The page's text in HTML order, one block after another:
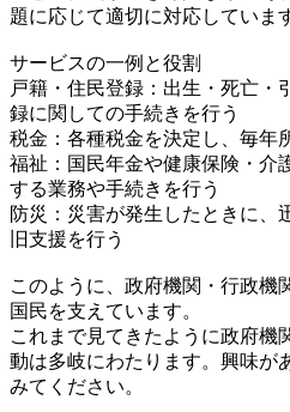
題に応じて適切に対応していま
サービスの一例と役割
戸籍・住民登録：出生・死亡・
録に関しての手続きを行う
税金：各種税金を決定し、毎年
福祉：国民年金や健康保険・介
する業務や手続きを行う
防災：災害が発生したときに、
旧支援を行う
このように、政府機関・行政機
国民を支えています。
これまで見てきたように政府機
動は多岐にわたります。興味が
みてください。